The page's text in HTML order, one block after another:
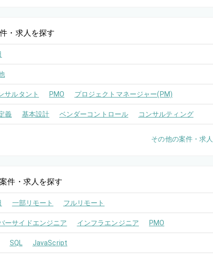
・求人を探す
サルタント PMO プロジェクトマネージャー(PM)
義 基本設計 ベンダーコントロール コンサルティング
その他の案件・求
件・求人を探す
一部リモート フルリモート
ーサイドエンジニア インフラエンジニア PMO
SQL JavaScript